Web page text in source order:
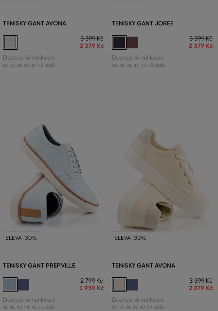
TENISKY GANT AVONA
3 399 Kč
2 379 Kč
Dostupné velikosti:
36 37, 38 39, 40 +2 další
TENISKY GANT JOREE
3 399 Kč
2 379 Kč
Dostupné velikosti:
40 41 42 43 44 +2 další
SLEVA -30%
TENISKY GANT PREPVILLE
2 799 Kč
1 959 Kč
Dostupné velikosti:
41, 42 43 44 45 +1 další
SLEVA -30%
TENISKY GANT AVONA
3 399 Kč
2 379 Kč
Dostupné velikosti:
36 37, 38 39, 40 +2 další